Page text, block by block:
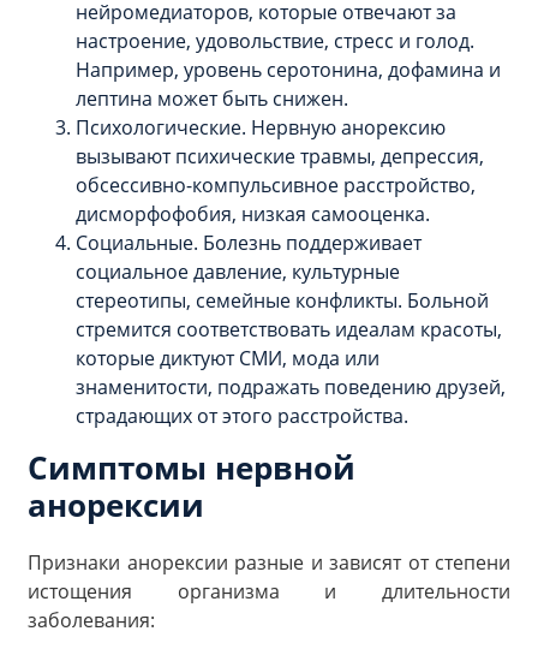
нейромедиаторов, которые отвечают за
настроение, удовольствие, стресс и голод.
Например, уровень серотонина, дофамина и
лептина может быть снижен.
Психологические. Нервную анорексию
вызывают психические травмы, депрессия,
обсессивно-компульсивное расстройство,
дисморфофобия, низкая самооценка.
Социальные. Болезнь поддерживает
социальное давление, культурные
стереотипы, семейные конфликты. Больной
стремится соответствовать идеалам красоты,
которые диктуют СМИ, мода или
знаменитости, подражать поведению друзей,
страдающих от этого расстройства.
Симптомы нервной
анорексии
Признаки анорексии разные и зависят от степени
истощения организма и длительности
заболевания: